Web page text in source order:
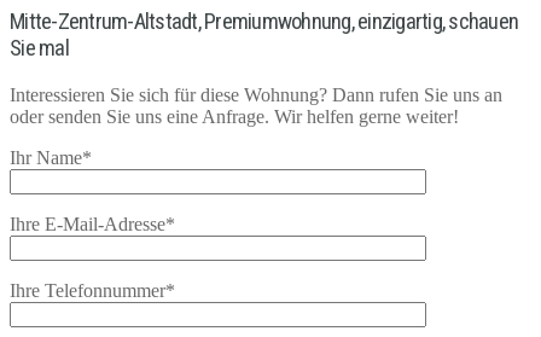
Mitte-Zentrum-Altstadt, Premiumwohnung, einzigartig, schauen
Sie mal
Interessieren Sie sich für diese Wohnung? Dann rufen Sie uns an
oder senden Sie uns eine Anfrage. Wir helfen gerne weiter!
Ihr Name*
Ihre E-Mail-Adresse*
Ihre Telefonnummer*